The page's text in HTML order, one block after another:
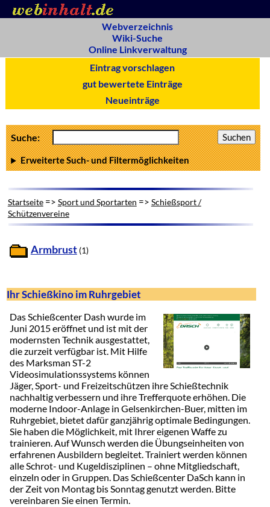
Webverzeichnis
Wiki-Suche
Online Linkverwaltung
Eintrag vorschlagen
gut bewertete Einträge
Neueinträge
Suche:
Erweiterte Such- und Filtermöglichkeiten
Startseite=> Sport und Sportarten => Schießsport /
Schützenvereine
Armbrust (1)
Ihr Schießkino im Ruhrgebiet
Das Schießcenter Dash wurde im
Juni 2015 eröffnet und ist mit der
modernsten Technik ausgestattet,
die zurzeit verfügbar ist. Mit Hilfe
des Marksman ST-2
Videosimulationssystems können
Jäger, Sport- und Freizeitschützen ihre Schießtechnik
nachhaltig verbessern und ihre Trefferquote erhöhen. Die
moderne Indoor-Anlage in Gelsenkirchen-Buer, mitten im
Ruhrgebiet, bietet dafür ganzjährig optimale Bedingungen.
Sie haben die Möglichkeit, mit Ihrer eigenen Waffe zu
trainieren. Auf Wunsch werden die Übungseinheiten von
erfahrenen Ausbildern begleitet. Trainiert werden können
alle Schrot- und Kugeldisziplinen – ohne Mitgliedschaft,
einzeln oder in Gruppen. Das Schießcenter DaSch kann in
der Zeit von Montag bis Sonntag genutzt werden. Bitte
vereinbaren Sie einen Termin.